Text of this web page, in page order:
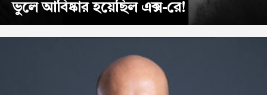
ভুলে আবিষ্কার হয়েছিল এক্স-রে!